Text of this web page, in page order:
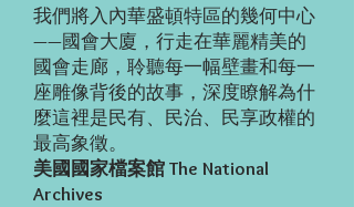
我們將入內華盛頓特區的幾何中心
——國會大廈，行走在華麗精美的
國會走廊，聆聽每一幅壁畫和每一
座雕像背後的故事，深度瞭解為什
麼這裡是民有、民治、民享政權的
最高象徵。
美國國家檔案館 The National
Archives